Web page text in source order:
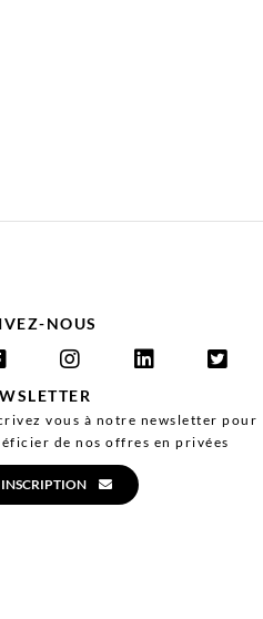
NOUS
vous à notre newsletter pour
de nos offres en privées
INSCRIPTION